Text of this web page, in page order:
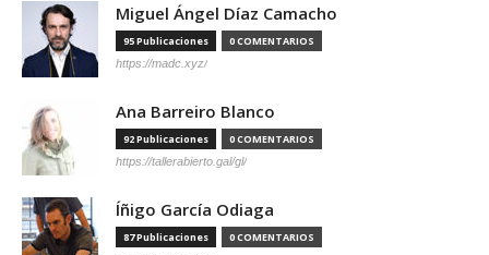
Miguel Ángel Díaz Camacho
95 Publicaciones 0 COMENTARIOS
https://madc.xyz/
Ana Barreiro Blanco
92 Publicaciones 0 COMENTARIOS
https://tallerabierto.gal/gl/
Íñigo García Odiaga
87 Publicaciones 0 COMENTARIOS